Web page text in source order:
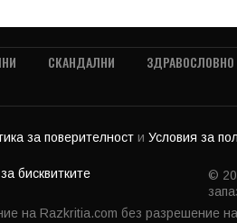
СКАНДАЛНИ ЗДРАВОСЛОВНО
за поверителност и Условия за
бисквитките
©
на Razkritia.com без разрешение